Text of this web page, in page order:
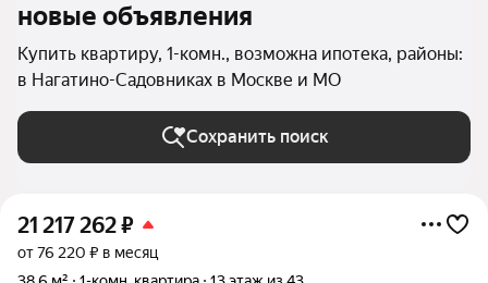
новые объявления
Купить квартиру, 1-комн., возможна ипотека, районы:
в Нагатино-Садовниках в Москве и МО
Сохранить поиск
21 217 262₽
от 76 220 ₽ в месяц